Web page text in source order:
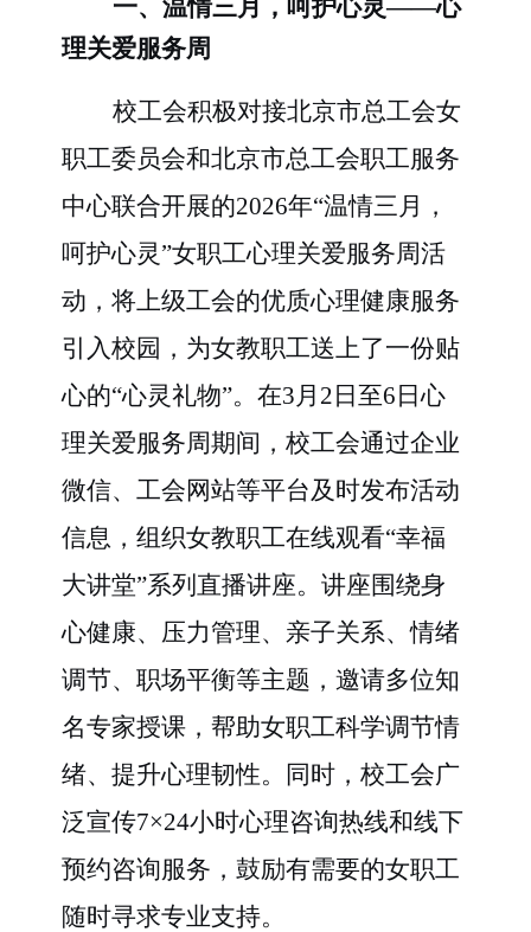
一、温情三月，呵护心灵——心
理关爱服务周
校工会积极对接北京市总工会女
职工委员会和北京市总工会职工服务
中心联合开展的2026年“温情三月，
呵护心灵”女职工心理关爱服务周活
动，将上级工会的优质心理健康服务
引入校园，为女教职工送上了一份贴
心的“心灵礼物”。在3月2日至6日心
理关爱服务周期间，校工会通过企业
微信、工会网站等平台及时发布活动
信息，组织女教职工在线观看“幸福
大讲堂”系列直播讲座。讲座围绕身
心健康、压力管理、亲子关系、情绪
调节、职场平衡等主题，邀请多位知
名专家授课，帮助女职工科学调节情
绪、提升心理韧性。同时，校工会广
泛宣传7×24小时心理咨询热线和线下
预约咨询服务，鼓励有需要的女职工
随时寻求专业支持。